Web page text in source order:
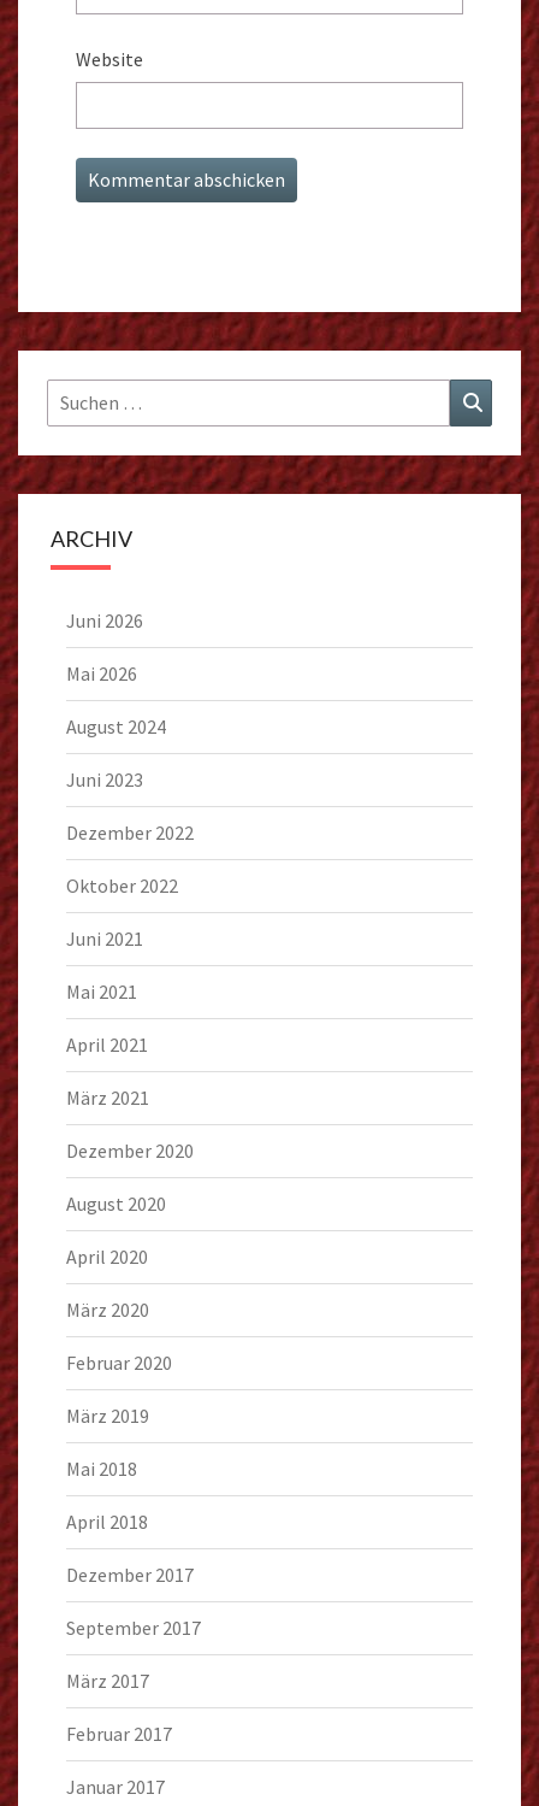
Website
Suchen
nach:
Suchen
ARCHIV
Juni 2026
Mai 2026
August 2024
Juni 2023
Dezember 2022
Oktober 2022
Juni 2021
Mai 2021
April 2021
März 2021
Dezember 2020
August 2020
April 2020
März 2020
Februar 2020
März 2019
Mai 2018
April 2018
Dezember 2017
September 2017
März 2017
Februar 2017
Januar 2017